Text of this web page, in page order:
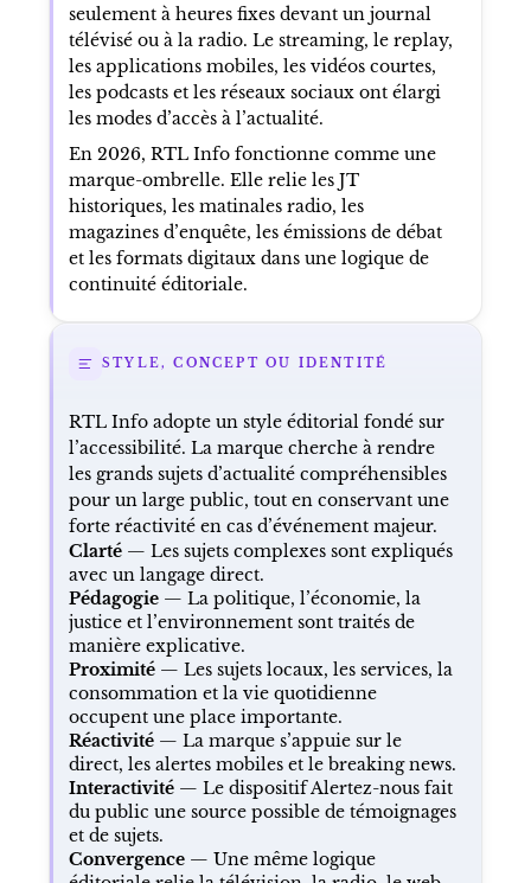
seulement à heures fixes devant un journal
télévisé ou à la radio. Le streaming, le replay,
les applications mobiles, les vidéos courtes,
les podcasts et les réseaux sociaux ont élargi
les modes d’accès à l’actualité.
En 2026, RTL Info fonctionne comme une
marque-ombrelle. Elle relie les JT
historiques, les matinales radio, les
magazines d’enquête, les émissions de débat
et les formats digitaux dans une logique de
continuité éditoriale.
STYLE, CONCEPT OU IDENTITÉ
RTL Info adopte un style éditorial fondé sur
l’accessibilité. La marque cherche à rendre
les grands sujets d’actualité compréhensibles
pour un large public, tout en conservant une
forte réactivité en cas d’événement majeur.
Clarté— Les sujets complexes sont expliqués
avec un langage direct.
Pédagogie— La politique, l’économie, la
justice et l’environnement sont traités de
manière explicative.
Proximité— Les sujets locaux, les services, la
consommation et la vie quotidienne
occupent une place importante.
Réactivité— La marque s’appuie sur le
direct, les alertes mobiles et le breaking news.
Interactivité— Le dispositif Alertez-nous fait
du public une source possible de témoignages
et de sujets.
Convergence— Une même logique